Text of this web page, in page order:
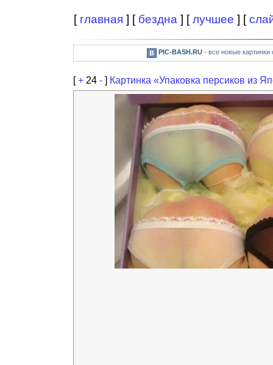
[ главная ] [ бездна ] [лучшее ] [
PIC-BASH.RU- все новые картинки
[+ 24 - ] Картинка «Упаковка персиков из